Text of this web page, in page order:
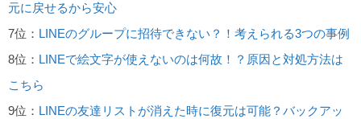
元に戻せるから安心
7位： LINEのグループに招待できない？！考えられる3つの事例
8位： LINEで絵文字が使えないのは何故！？原因と対処方法は
こちら
9位： LINEの友達リストが消えた時に復元は可能？バックアッ